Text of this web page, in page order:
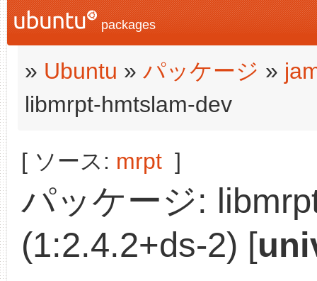
packages
» Ubuntu » パッケージ »
libmrpt-hmtslam-dev
[ ソース: mrpt ]
パッケージ:
(1:2.4.2+ds-2) [